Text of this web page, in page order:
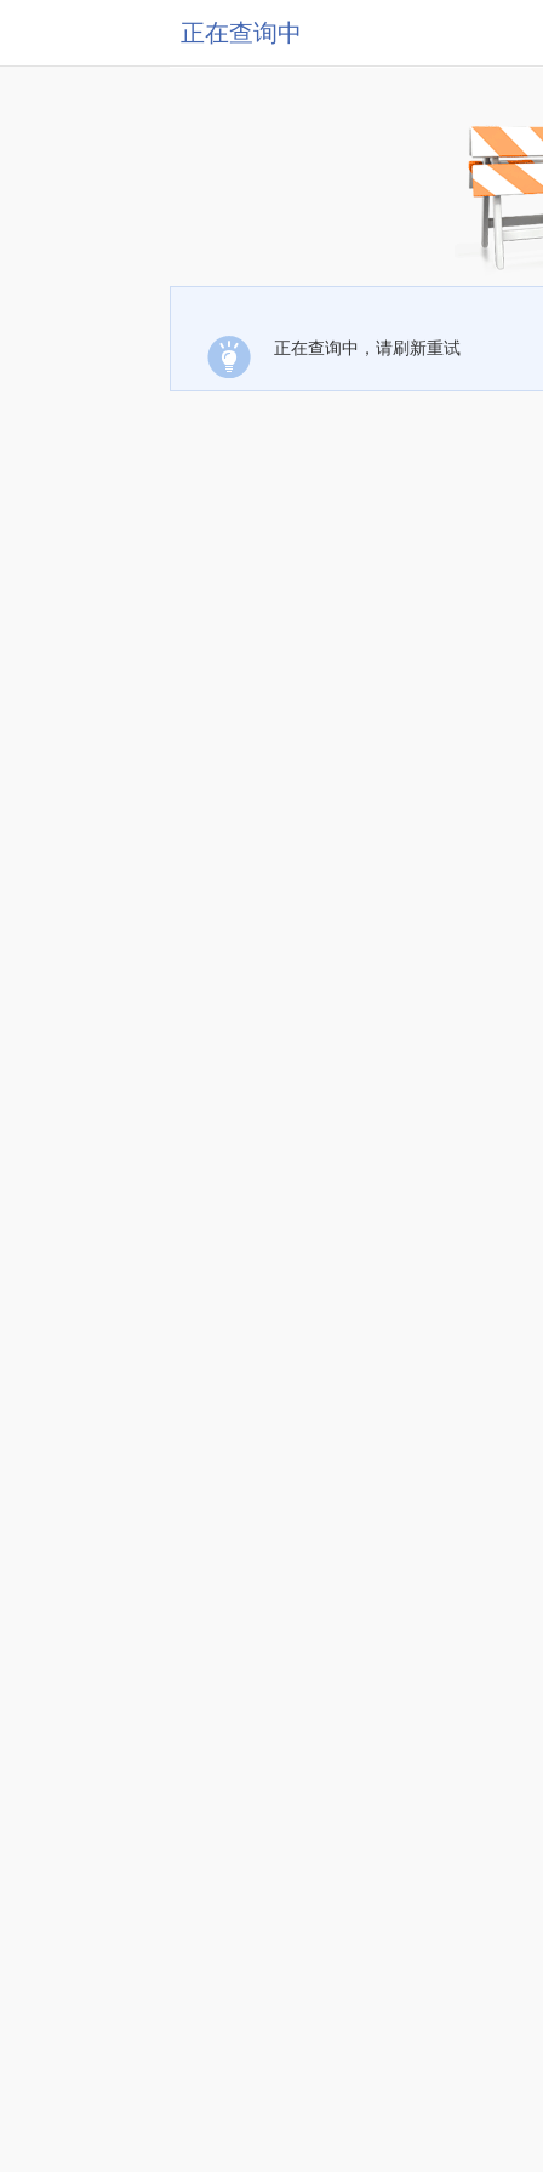
正在查询中
正在查询中，请刷新重试